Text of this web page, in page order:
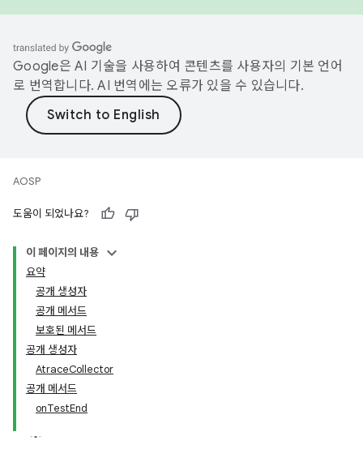
Google은 AI 기술을 사용하여 콘텐츠를 사용자의 기본 언어
로 번역합니다. AI 번역에는 오류가 있을 수 있습니다.
AOSP
도움이 되었나요?
이 페이지의 내용
요약
공개 생성자
공개 메서드
보호된 메서드
공개 생성자
AtraceCollector
공개 메서드
onTestEnd